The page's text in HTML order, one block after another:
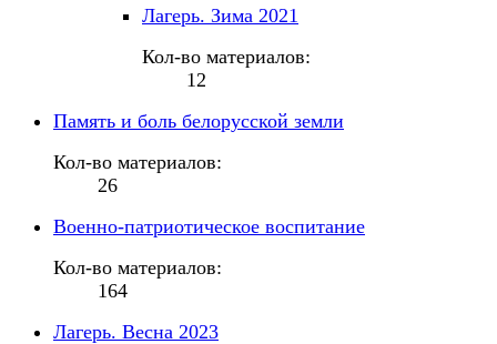
Лагерь. Зима 2021
Кол-во материалов:
12
Память и боль белорусской земли
Кол-во материалов:
26
Военно-патриотическое воспитание
Кол-во материалов:
164
Лагерь. Весна 2023